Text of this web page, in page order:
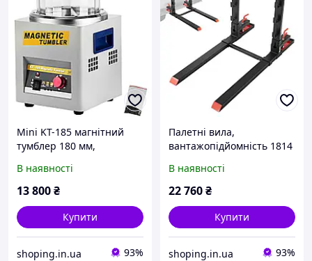
Mini KT-185 магнітний
тумблер 180 мм,
та фінішна машина з
функцією точного часу,
В наявності
13 800₴
Купити
shoping.in.ua 93%
Палетні вила,
вантажопідйомність 1814
кріпленням на затискачі,
загальна довжина 1490
Vevor
В наявності
22 760₴
Купити
shoping.in.ua 93%